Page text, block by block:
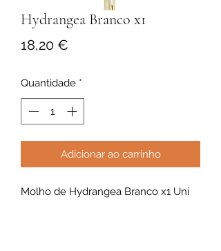
Hydrangea Branco x1
18,20 €
Quantidade *
Adicionar ao carrinho
Molho de Hydrangea Branco x1 Uni